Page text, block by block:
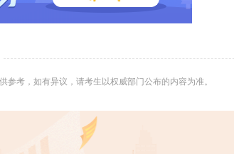
考，如有异议，请考生以权威部门公布的内容为准。